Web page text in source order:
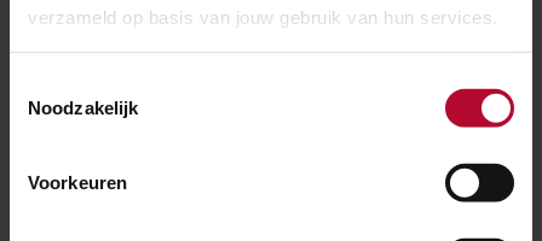
verzameld op basis van jouw gebruik van hun services.
Noodzakelijk
Voorkeuren